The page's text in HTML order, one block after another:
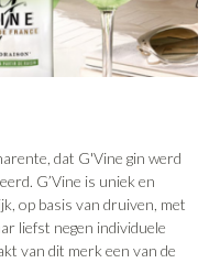
dat G'Vine gin werd
G’Vine is uniek en
op basis van druiven, met
liefst negen individuele
van dit merk een van de